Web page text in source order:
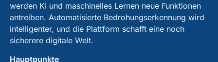
werden KI und maschinelles Lernen neue Funktionen
antreiben. Automatisierte Bedrohungserkennung wird
intelligenter, und die Plattform schafft eine noch
sicherere digitale Welt.
Hauptpunkte